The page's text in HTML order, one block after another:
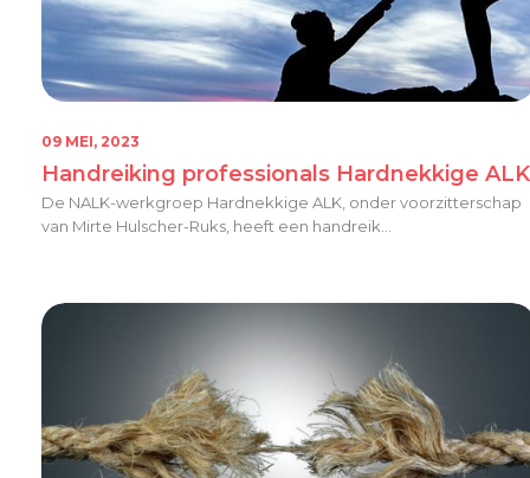
Handreiking professionals Hardnekkige ALK
De NALK-werkgroep Hardnekkige ALK, onder voorzitterschap
van Mirte Hulscher-Ruks, heeft een handreik...
09 MEI, 2023